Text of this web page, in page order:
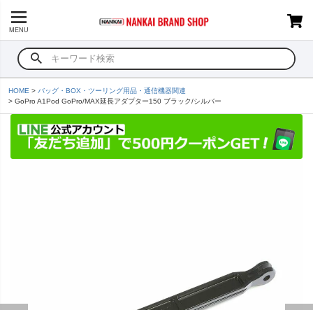
MENU
HOME
バッグ・BOX・ツーリング用品・通信機器関連
GoPro A1Pod GoPro/MAX延長アダプター150 ブラック/シルバー